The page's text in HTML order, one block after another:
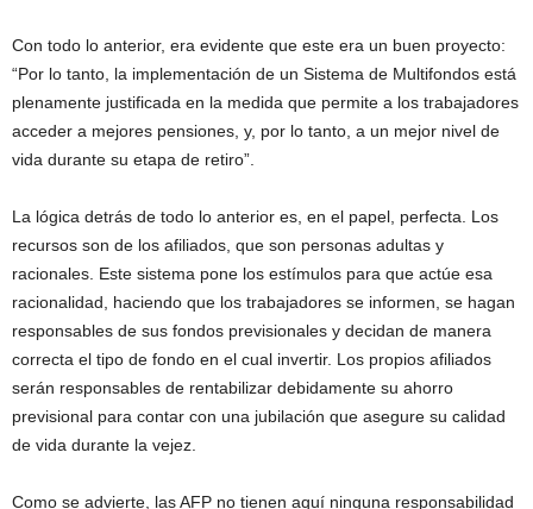
Con todo lo anterior, era evidente que este era un buen proyecto:
“Por lo tanto, la implementación de un Sistema de Multifondos está
plenamente justificada en la medida que permite a los trabajadores
acceder a mejores pensiones, y, por lo tanto, a un mejor nivel de
vida durante su etapa de retiro”.
La lógica detrás de todo lo anterior es, en el papel, perfecta. Los
recursos son de los afiliados, que son personas adultas y
racionales. Este sistema pone los estímulos para que actúe esa
racionalidad, haciendo que los trabajadores se informen, se hagan
responsables de sus fondos previsionales y decidan de manera
correcta el tipo de fondo en el cual invertir. Los propios afiliados
serán responsables de rentabilizar debidamente su ahorro
previsional para contar con una jubilación que asegure su calidad
de vida durante la vejez.
Como se advierte, las AFP no tienen aquí ninguna responsabilidad